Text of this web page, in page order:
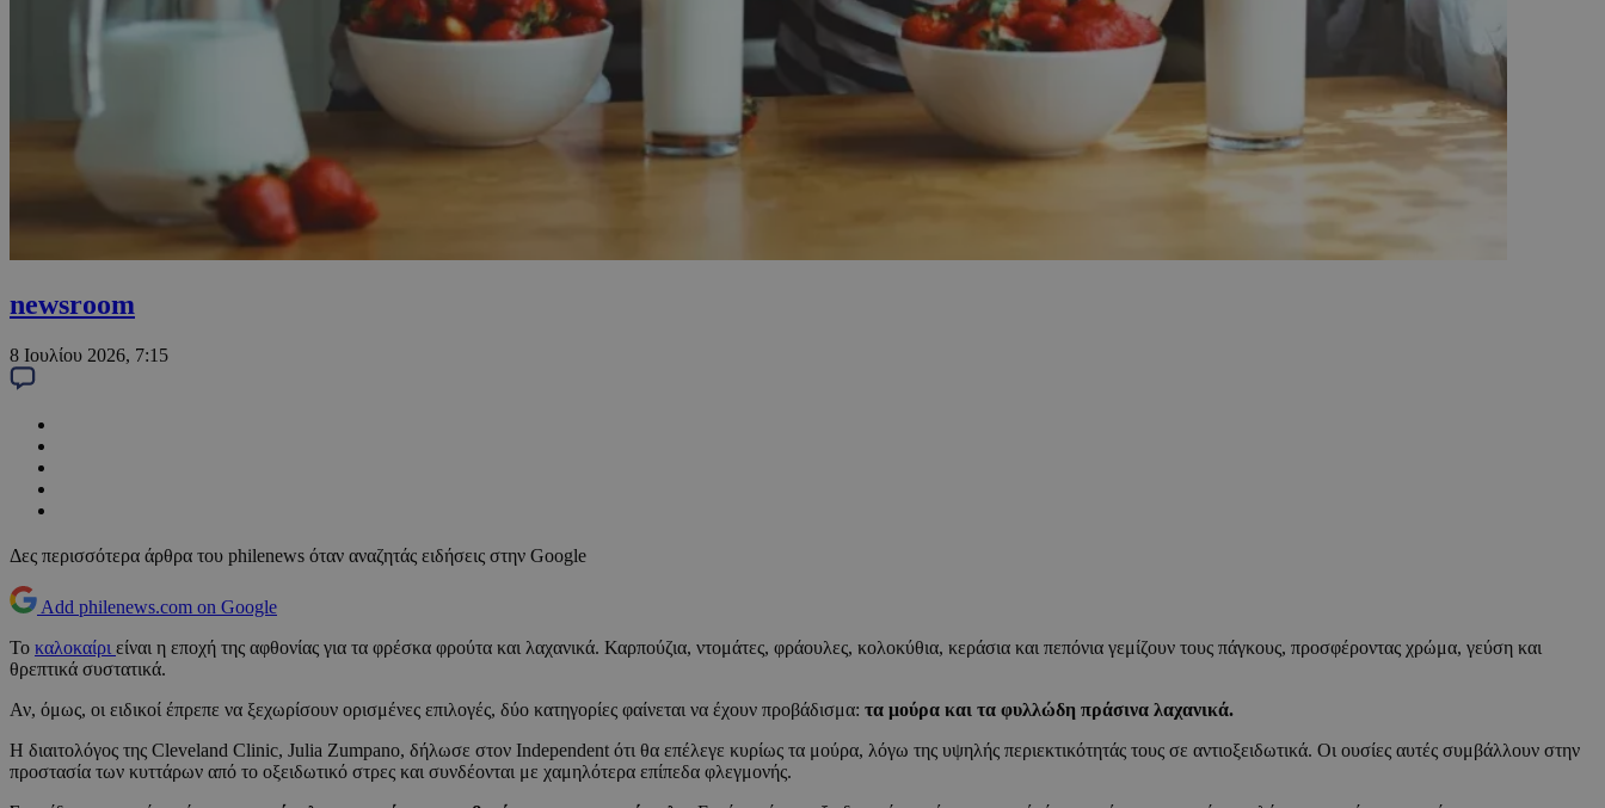
newsroom
8 Ιουλίου 2026, 7:15
Δες περισσότερα άρθρα του philenews όταν αναζητάς ειδήσεις στην Google
Add philenews.com on Google
Το καλοκαίρι είναι η εποχή της αφθονίας για τα φρέσκα φρούτα και λαχανικά. Καρπούζια, ντομάτες, φράουλες, κολοκύθια, κεράσια και πεπόνια γεμίζουν τους πάγκους, προσφέροντας χρώμα, γεύση και
θρεπτικά συστατικά.
Αν, όμως, οι ειδικοί έπρεπε να ξεχωρίσουν ορισμένες επιλογές, δύο κατηγορίες φαίνεται να έχουν προβάδισμα: τα μούρα και τα φυλλώδη πράσινα λαχανικά.
Η διαιτολόγος της Cleveland Clinic, Julia Zumpano, δήλωσε στον Independent ότι θα επέλεγε κυρίως τα μούρα, λόγω της υψηλής περιεκτικότητάς τους σε αντιοξειδωτικά. Οι ουσίες αυτές συμβάλλουν στην
προστασία των κυττάρων από το οξειδωτικό στρες και συνδέονται με χαμηλότερα επίπεδα φλεγμονής.